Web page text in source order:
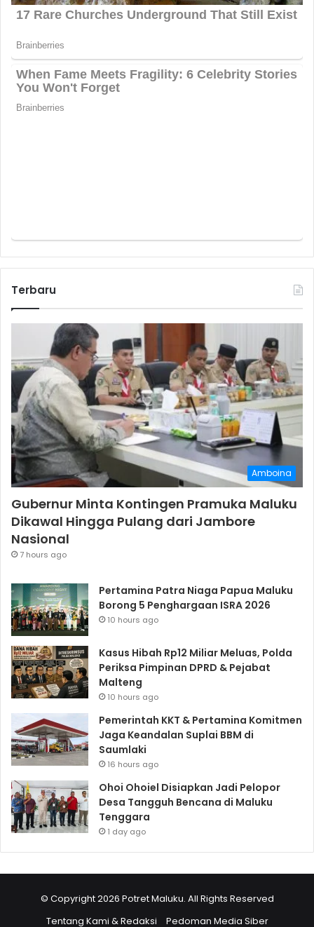
Terbaru
Amboina
Gubernur Minta Kontingen Pramuka Maluku
Dikawal Hingga Pulang dari Jambore
Nasional
7 hours ago
Pertamina Patra Niaga Papua Maluku
Borong 5 Penghargaan ISRA 2026
10 hours ago
Kasus Hibah Rp12 Miliar Meluas, Polda
Periksa Pimpinan DPRD & Pejabat
Malteng
10 hours ago
Pemerintah KKT & Pertamina Komitmen
Jaga Keandalan Suplai BBM di
Saumlaki
16 hours ago
Ohoi Ohoiel Disiapkan Jadi Pelopor
Desa Tangguh Bencana di Maluku
Tenggara
1 day ago
© Copyright 2026 Potret Maluku. All Rights Reserved
Tentang Kami & Redaksi
Pedoman Media Siber